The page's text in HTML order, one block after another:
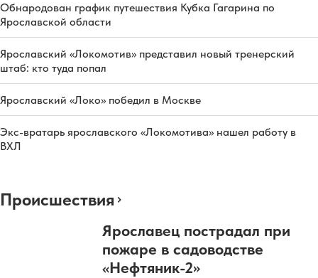
Обнародован график путешествия Кубка Гагарина по
Ярославской области
Ярославский «Локомотив» представил новый тренерский
штаб: кто туда попал
Ярославский «Локо» победил в Москве
Экс-вратарь ярославского «Локомотива» нашел работу в
ВХЛ
Происшествия
Ярославец пострадал при
пожаре в садоводстве
«Нефтяник-2»